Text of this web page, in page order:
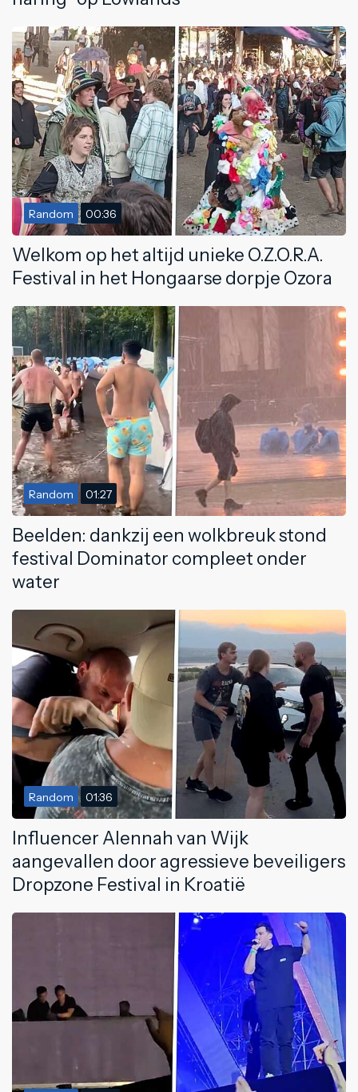
Random 00:36
Welkom op het altijd unieke O.Z.O.R.A.
Festival in het Hongaarse dorpje Ozora
Random 01:27
Beelden: dankzij een wolkbreuk stond
festival Dominator compleet onder
water
Random 01:36
Influencer Alennah van Wijk
aangevallen door agressieve beveiligers
Dropzone Festival in Kroatië